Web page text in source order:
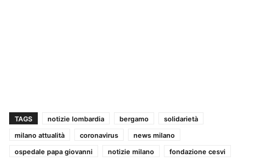
TAGS notizie lombardia bergamo
solidarietà
milano attualità
coronavirus
news milano
ospedale papa giovanni
notizie milano
fondazione cesvi